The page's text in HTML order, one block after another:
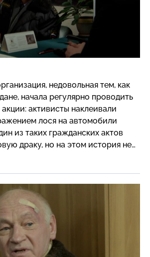
недовольная тем, как
начала регулярно проводить
активисты наклеивали
лося на автомобили
из таких гражданских актов
драку, но на этом история не